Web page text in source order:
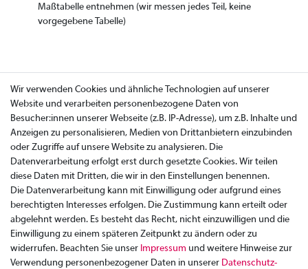
Maßtabelle entnehmen (wir messen jedes Teil, keine
vorgegebene Tabelle)
Wir verwenden Cookies und ähnliche Technologien auf unserer
Website und verarbeiten personenbezogene Daten von
Besucher:innen unserer Webseite (z.B. IP-Adresse), um z.B. Inhalte und
Anzeigen zu personalisieren, Medien von Drittanbietern einzubinden
oder Zugriffe auf unsere Website zu analysieren. Die
Datenverarbeitung erfolgt erst durch gesetzte Cookies. Wir teilen
diese Daten mit Dritten, die wir in den Einstellungen benennen.
Die Datenverarbeitung kann mit Einwilligung oder aufgrund eines
berechtigten Interesses erfolgen. Die Zustimmung kann erteilt oder
abgelehnt werden. Es besteht das Recht, nicht einzuwilligen und die
Einwilligung zu einem späteren Zeitpunkt zu ändern oder zu
widerrufen. Beachten Sie unser Impressum und weitere Hinweise zur
Verwendung personenbezogener Daten in unserer Daten­schutz­